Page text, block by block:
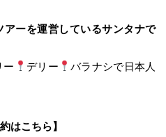
ーを運営しているサンタナで
ー デリー
バラナシで日本人
はこちら】